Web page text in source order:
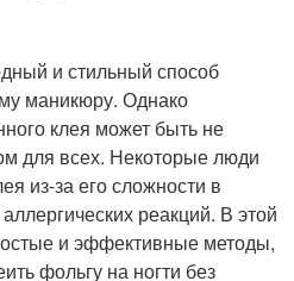
и стильный способ
маникюру. Однако
клея может быть не
для всех. Некоторые люди
из-за его сложности в
реакций. В этой
и эффективные методы,
фольгу на ногти без